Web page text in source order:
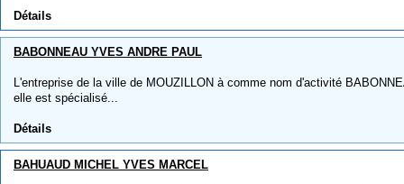
Détails
BABONNEAU YVES ANDRE PAUL
L'entreprise de la ville de MOUZILLON à comme nom d'activité
elle est spécialisé...
Détails
BAHUAUD MICHEL YVES MARCEL